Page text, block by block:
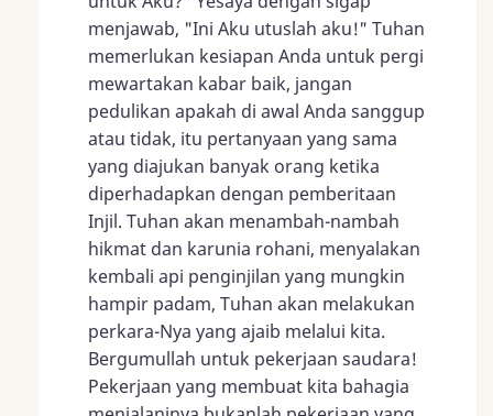
menjawab, "Ini Aku utuslah aku!" Tuhan
memerlukan kesiapan Anda untuk pergi
mewartakan kabar baik, jangan
pedulikan apakah di awal Anda sanggup
atau tidak, itu pertanyaan yang sama
yang diajukan banyak orang ketika
diperhadapkan dengan pemberitaan
Injil. Tuhan akan menambah-nambah
hikmat dan karunia rohani, menyalakan
kembali api penginjilan yang mungkin
hampir padam, Tuhan akan melakukan
perkara-Nya yang ajaib melalui kita.
Bergumullah untuk pekerjaan saudara!
Pekerjaan yang membuat kita bahagia